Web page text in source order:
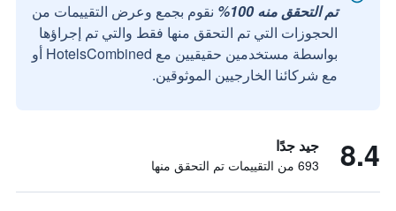
تم التحقق منه 100%
نقوم بجمع وعرض التقييمات من
الحجوزات التي تم التحقق منها فقط والتي تم إجراؤها
بواسطة مستخدمين حقيقيين مع HotelsCombined أو
مع شركائنا الخارجيين الموثوقين.
8.4 جيد جدًا
693 من التقييمات تم التحقق منها